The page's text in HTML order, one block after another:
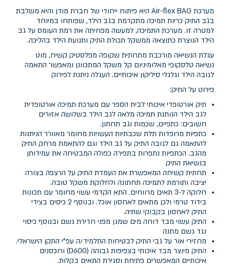
מערכת Air-flex BAG היא פיתוח ייחודי של חברת מודן והיא משלבת
בגב התיק כריות תמיכה מתקדמת בגב הילד, שפותחו במיוחד
למטרה זו. מערכת התמיכה, למעשה מפחיתה את רמת העומס על גב
הילד הנוצרת כתוצאה ממשקל תכולת התיק ותנועת הילד בהליכה.
עגלת הנשיאה מורכבת מתחתית שקופה מפלסטיק קשיח, מוט
נשיאה טלסקופי מאלומיניום קל משקל המתכוונן ומאפשר התאמה
לגובה הילד וגלגלי סיליקון איכותיים. העגלה ניתנת לפירוק
פירוט על התיק:
תיק אורטופדי איכותי לבית הספר עם מערכת תמיכה אורטופדית
לגב הילד הנותנת תמיכה מלאה לגב הילד בשלושה אזורים
חשובים: כתפיים, שכמות וגב תחתון.
כתפיות מרופדות תלת שכבתיות העשויות מחומר מאוורר הניתנות
להתאמה גם לגובה התיק על גב הילד וגם להתאמת מרחק התיק
מהגב. הכתפיות נתפרות בתפירה כפולה המבטיחה את עמידותן
בנשיאת התיק
תחתית קשיחה המאפשרת את העמדת התיק על הרצפה בצורה
יציבה ותורמת לתמיכה תחתונה ולחלוקת משקל טובה.
חלוקה ל-3 תאים מרווחים. התא הקדמי עשוי מחומר עם תכונות
בידוד טרמי ולכן מתאים לאחסון אוכל. ובנוסף 2 כיסים בצידי
התיק לאחסון בקבוקי שתיה.
התיק עשוי מבד דוחה מים שמגן מפני חדירת גשם ובנוסף כיסוי
נגד גשם מתנה
מחזירי אור על גבי התיק לבטיחות התלמיד/ה עפ"י התקן הישראלי.
התיק מיוצר מבד איכותי בצפיפות גבוהה (D600) ורוכסנים
איכותיים המאפשרים פתיחת וסגירת התאים בקלות.